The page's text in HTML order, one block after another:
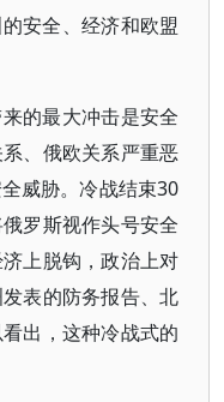
安全、经济和欧盟
的最大冲击是安全
、俄欧关系严重恶
威胁。冷战结束30
罗斯视作头号安全
上脱钩，政治上对
表的防务报告、北
出，这种冷战式的